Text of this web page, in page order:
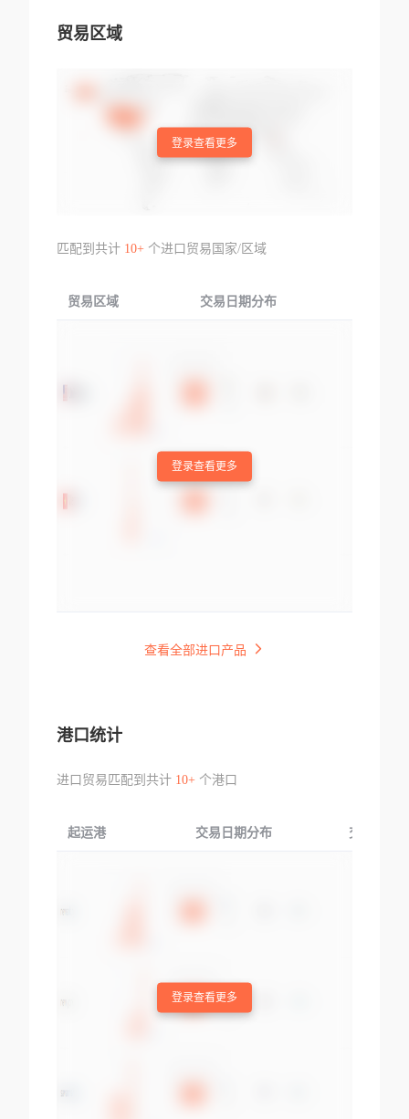
贸易区域
登录查看更多
匹配到共计 10+个进口贸易国家/区域
贸易区域 交易日期分布
登录查看更多
查看全部进口产品
港口统计
进口贸易匹配到共计 10+个港口
起运港 交易日期分布 交易产品
登录查看更多